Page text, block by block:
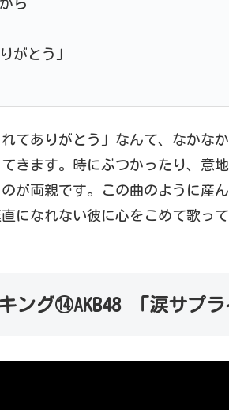
ら
がとう」
てありがとう」なんて、なかな
きます。時にぶつかったり、意
が両親です。この曲のように産
になれない彼に心をこめて歌っ
ング⑭AKB48 「涙サプラ